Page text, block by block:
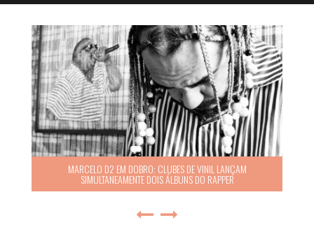
MARCELO D2 EM DOBRO: CLUBES DE VINIL LANÇAM
SIMULTANEAMENTE DOIS ÁLBUNS DO RAPPER